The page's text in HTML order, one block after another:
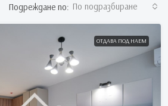
Подреждане по: По подразбиране
ОТДАВА ПОД НАЕМ